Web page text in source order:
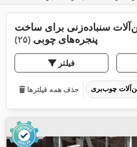
سنباده‌زنی برای ساخت
پنجره‌های چوبی (۲۵)
فیلتر
حذف همه فیلترها